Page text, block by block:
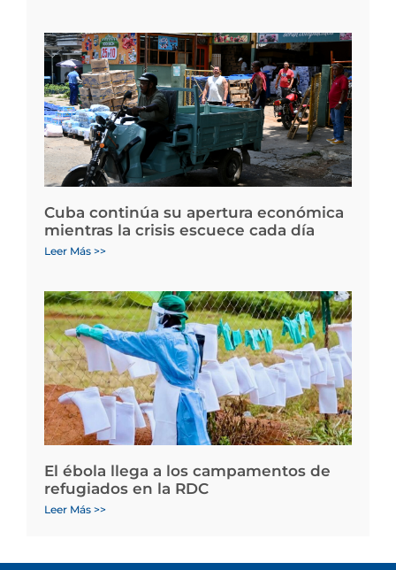
Cuba continúa su apertura económica
mientras la crisis escuece cada día
Leer Más >>
El ébola llega a los campamentos de
refugiados en la RDC
Leer Más >>